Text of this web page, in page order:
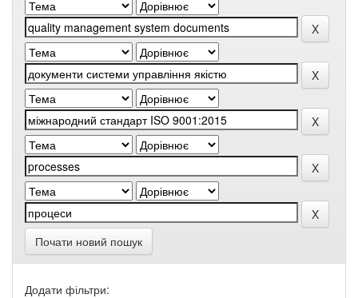
Почати новий пошук
Додати фільтри: